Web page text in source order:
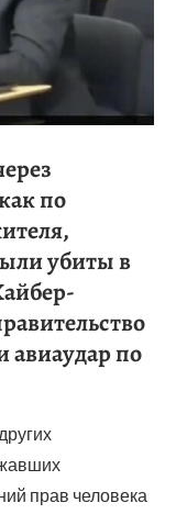
по
убиты в
авиаудар по
прав человека